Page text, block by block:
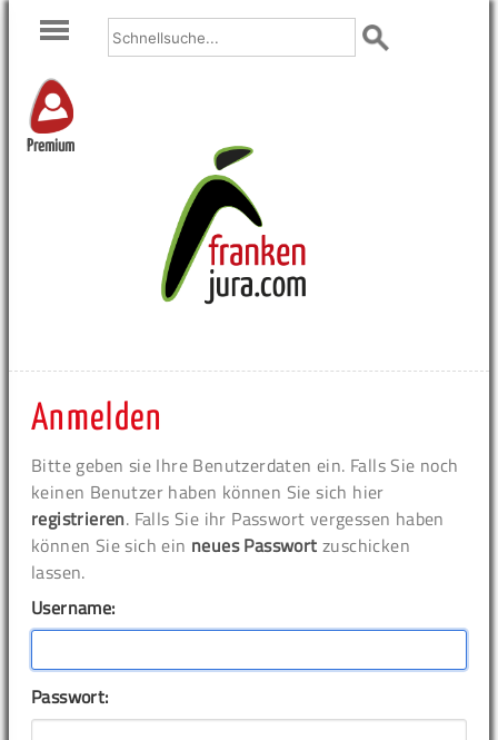
Premium
Anmelden
Bitte geben sie Ihre Benutzerdaten ein. Falls Sie noch
keinen Benutzer haben können Sie sich hier
registrieren. Falls Sie ihr Passwort vergessen haben
können Sie sich ein neues Passwort zuschicken
lassen.
Username:
Passwort: